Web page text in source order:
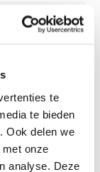
te
te bieden
Ook delen we
onze
analyse. Deze
Whatsapp